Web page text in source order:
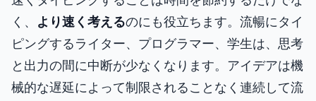
く、 より速く考えるのにも役立ちます。流暢にタイ
ピングするライター、プログラマー、学生は、思考
と出力の間に中断が少なくなります。アイデアは機
械的な遅延によって制限されることなく連続して流